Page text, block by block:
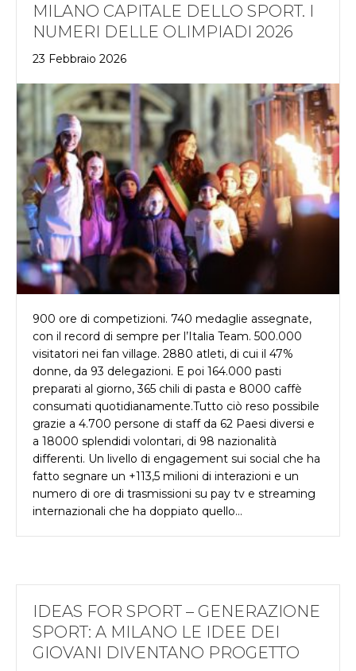
MILANO CAPITALE DELLO SPORT. I
NUMERI DELLE OLIMPIADI 2026
23 Febbraio 2026
900 ore di competizioni. 740 medaglie assegnate,
con il record di sempre per l’Italia Team. 500.000
visitatori nei fan village. 2880 atleti, di cui il 47%
donne, da 93 delegazioni. E poi 164.000 pasti
preparati al giorno, 365 chili di pasta e 8000 caffè
consumati quotidianamente.Tutto ciò reso possibile
grazie a 4.700 persone di staff da 62 Paesi diversi e
a 18000 splendidi volontari, di 98 nazionalità
differenti. Un livello di engagement sui social che ha
fatto segnare un +113,5 milioni di interazioni e un
numero di ore di trasmissioni su pay tv e streaming
internazionali che ha doppiato quello…
IDEAS FOR SPORT – GENERAZIONE
SPORT: A MILANO LE IDEE DEI
GIOVANI DIVENTANO PROGETTO